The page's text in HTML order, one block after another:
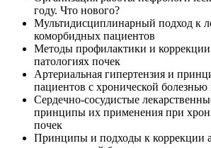
году. Что нового?
Мультидисциплинарный подход к
коморбидных пациентов
Методы профилактики и
патологиях почек
Артериальная гипертензия и
пациентов с хронической болезнью
Сердечно-сосудистые
принципы их применения при
почек
Принципы и подходы к коррекции